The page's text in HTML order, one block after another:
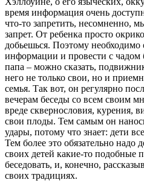
время информация очень
что-то запретить, несомненно,
запрет. От ребенка просто
добьешься. Поэтому необходимо
информации и провести с чадом
папа – можно сказать,
него не только свои, но и
семья. Так вот, он регулярно
вечерам беседы со всем своим
вреде сквернословия, курения,
свои плоды. Тем самым он
удары, потому что знает: дети
Тем более это обязательно надо
своих детей какие-то подобные
беседовать, и, конечно,
своих традициях.